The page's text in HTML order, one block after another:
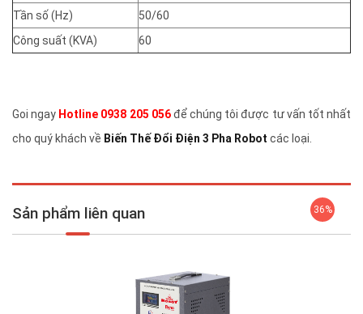
Tần số (Hz)
50/60
Công suất (KVA)
60
Goi ngay Hotline 0938 205 056để chúng tôi được tư vấn tốt nhất
cho quý khách về Biến Thế Đổi Điện 3 Pha Robot các loại.
Sản phẩm liên quan 36%